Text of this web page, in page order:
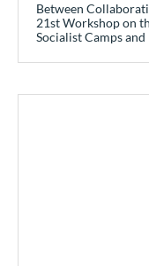
Between
21st Workshop on
Socialist Camps